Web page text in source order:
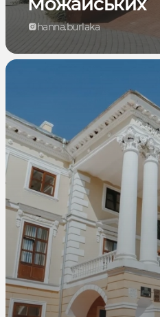
hanna.burlaka